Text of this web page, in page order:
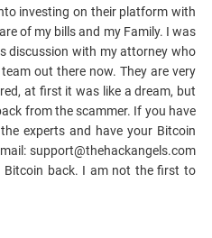
investing on their platform with
of my bills and my Family. I was
discussion with my attorney who
out there now. They are very
at first it was like a dream, but
from the scammer. If you have
experts and have your Bitcoin
support@thehackangels.com
Bitcoin back. I am not the first to